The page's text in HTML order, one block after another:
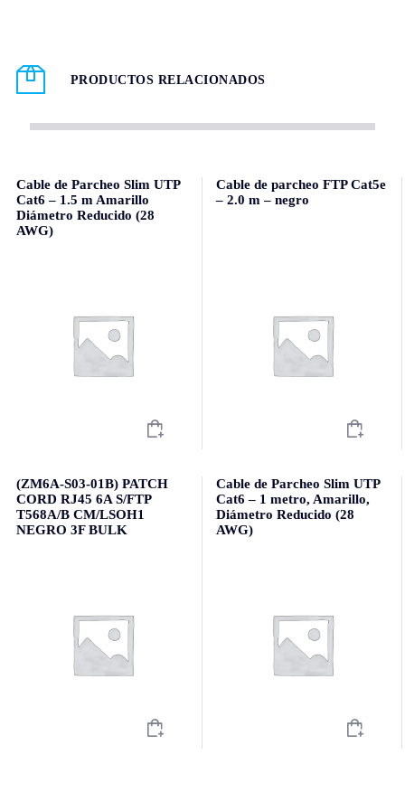
PRODUCTOS RELACIONADOS
Cable de Parcheo Slim UTP
Cat6 – 1.5 m Amarillo
Diámetro Reducido (28
AWG)
Cable de parcheo FTP Cat5e
– 2.0 m – negro
(ZM6A-S03-01B) PATCH
CORD RJ45 6A S/FTP
T568A/B CM/LSOH1
NEGRO 3F BULK
Cable de Parcheo Slim UTP
Cat6 – 1 metro, Amarillo,
Diámetro Reducido (28
AWG)